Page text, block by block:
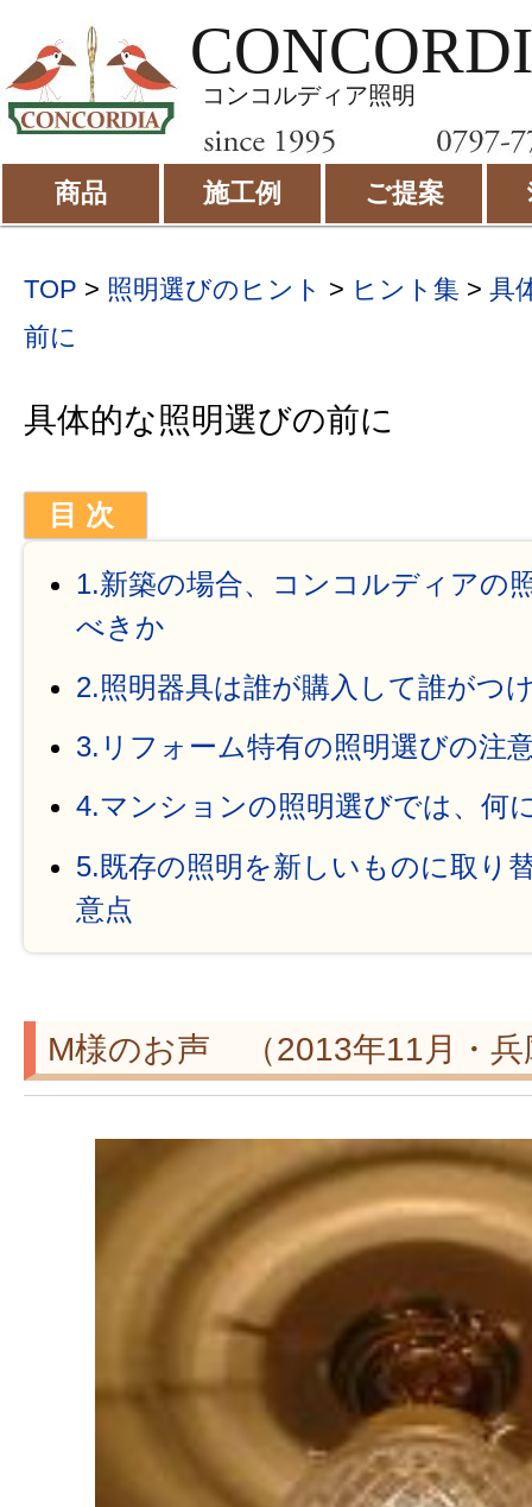
コンコルディア照明
商品 施工例 ご提案
TOP > 照明選びのヒント > ヒント集 > 具
前に
具体的な照明選びの前に
1.新築の場合、コンコルディアの
べきか
2.照明器具は誰が購入して誰がつ
3.リフォーム特有の照明選びの注
4.マンションの照明選びでは、何
5.既存の照明を新しいものに取り
意点
M様のお声 （2013年11月・兵